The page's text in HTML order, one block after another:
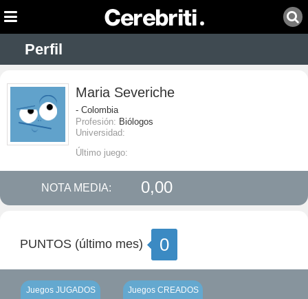
Perfil
Maria Severiche
- Colombia
Profesión: Biólogos
Universidad:
Último juego:
NOTA MEDIA: 0,00
PUNTOS (último mes) 0
Juegos JUGADOS Juegos CREADOS